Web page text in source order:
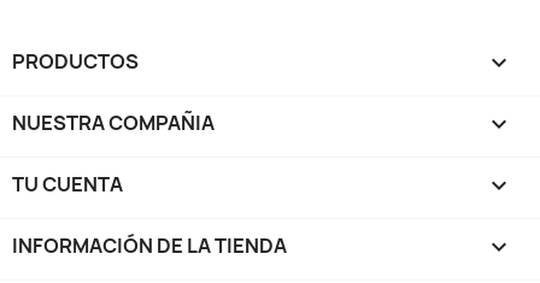
PRODUCTOS 
NUESTRA COMPAÑIA 
TU CUENTA 
INFORMACIÓN DE LA TIENDA keyboard_arrow_down